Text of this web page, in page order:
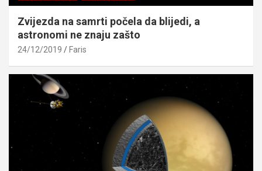
Zvijezda na samrti počela da blijedi, a
astronomi ne znaju zašto
24/12/2019 Faris